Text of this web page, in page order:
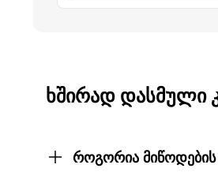
ᲮᲨᲘᲠᲐᲓ ᲓᲐᲡᲛᲣᲚᲘ
როგორია მიწოდების